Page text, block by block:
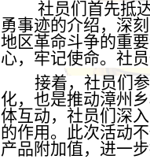
社员们首先抵
勇事迹的介绍，深
地区革命斗争的重
心，牢记使命。社
接着，社员们
化，也是推动漳州
体互动，社员们深
的作用。此次活动
产品附加值，进一